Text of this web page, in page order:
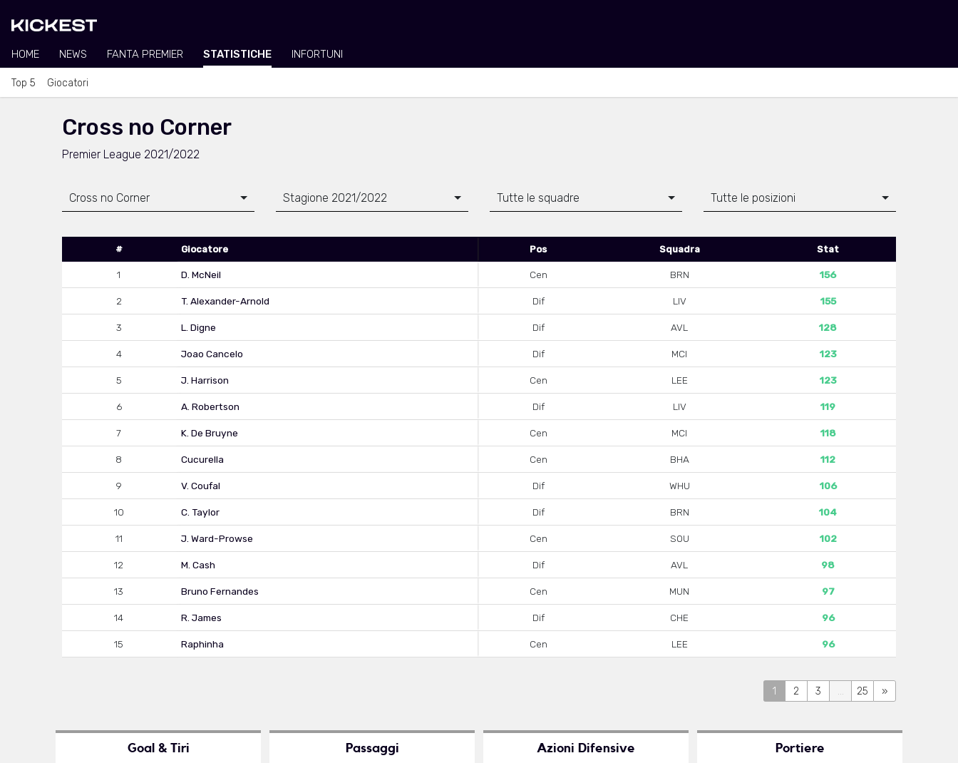
HOME NEWS FANTA PREMIER STATISTICHE INFORTUNI
Top 5 Giocatori
Cross no Corner
Premier League 2021/2022
Cross no Corner Stagione 2021/2022 Tutte le squadre Tutte le posizioni
# Giocatore Pos Squadra Stat
1 D. McNeil Cen BRN 156
2 T. Alexander-Arnold Dif LIV 155
3 L. Digne Dif AVL 128
4 Joao Cancelo Dif MCI 123
5 J. Harrison Cen LEE 123
6 A. Robertson Dif LIV 119
7 K. De Bruyne Cen MCI 118
8 Cucurella Cen BHA 112
9 V. Coufal Dif WHU 106
10 C. Taylor Dif BRN 104
11 J. Ward-Prowse Cen SOU 102
12 M. Cash Dif AVL 98
13 Bruno Fernandes Cen MUN 97
14 R. James Dif CHE 96
15 Raphinha Cen LEE 96
1 2 3 ... 25 »
Goal & Tiri Passaggi Azioni Difensive Portiere